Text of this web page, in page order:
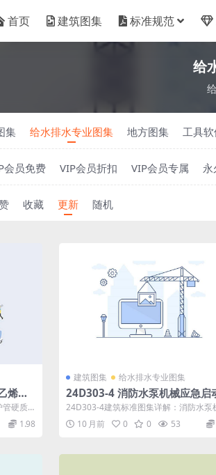
首页 建筑图集 标准规范
给
集 给水排水专业图集 地方图集 工具
会员免费 VIP会员折扣 VIP会员专属
收藏 更新 随机
烯外
直埋保
管硬质
1.98
建筑图集 给水排水专业图集
24D303-4 消防水泵机械应急启
制.pdf
24D303-4建筑标准图集详解：消防水泵
应急启动控制 随着建筑安全标准的不...
10 月前 0 0 53